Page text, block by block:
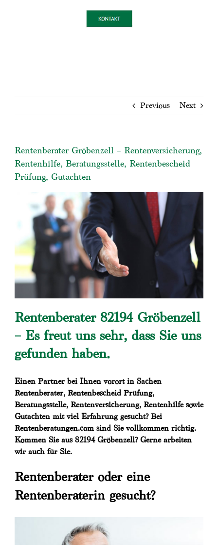
Previous Next
Rentenberater Gröbenzell – Rentenversicherung,
Rentenhilfe, Beratungsstelle, Rentenbescheid
Prüfung, Gutachten
Rentenberater 82194 Gröbenzell
– Es freut uns sehr, dass Sie uns
gefunden haben.
Einen Partner bei Ihnen vorort in Sachen
Rentenberater, Rentenbescheid Prüfung,
Beratungsstelle, Rentenversicherung, Rentenhilfe sowie
Gutachten mit viel Erfahrung gesucht? Bei
Rentenberatungen.com sind Sie vollkommen richtig.
Kommen Sie aus 82194 Gröbenzell? Gerne arbeiten
wir auch für Sie.
Rentenberater oder eine
Rentenberaterin gesucht?